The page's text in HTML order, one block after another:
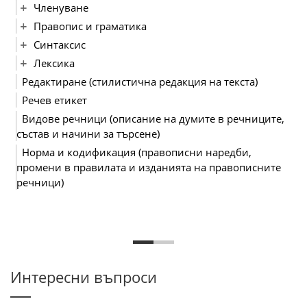
Членуване
Правопис и граматика
Синтаксис
Лексика
Редактиране (стилистична редакция на текста)
Речев етикет
Видове речници (описание на думите в речниците,
състав и начини за търсене)
Норма и кодификация (правописни наредби,
промени в правилата и изданията на правописните
речници)
Интересни въпроси